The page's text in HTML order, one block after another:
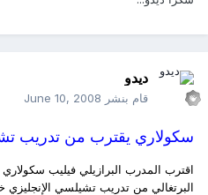
ديدو
قام بنشر June 10, 2008
سكولاري يقترب من تدريب
اقترب المدرب البرازيلي فيليب سكولاري
البرتغالي من تدريب تشيلسي الإنجليزي